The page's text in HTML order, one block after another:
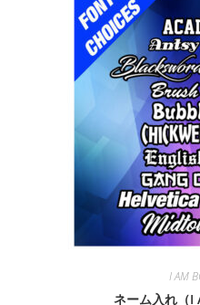
I AM
ネーム入れ（I